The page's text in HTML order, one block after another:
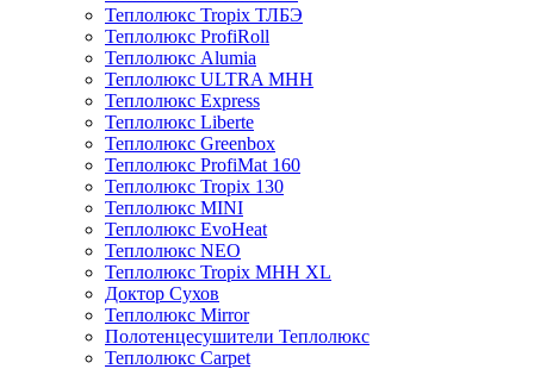
Теплолюкс Tropix ТЛБЭ
Теплолюкс ProfiRoll
Теплолюкс Alumia
Теплолюкс ULTRA МНН
Теплолюкс Express
Теплолюкс Liberte
Теплолюкс Greenbox
Теплолюкс ProfiMat 160
Теплолюкс Tropix 130
Теплолюкс MINI
Теплолюкс EvoHeat
Теплолюкс NEO
Теплолюкс Tropix МНН XL
Доктор Сухов
Теплолюкс Mirror
Полотенцесушители Теплолюкс
Теплолюкс Carpet